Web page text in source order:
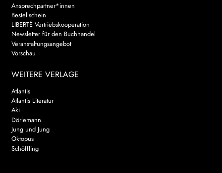
Ansprechpartner*innen
Bestellschein
LIBERTÉ Vertriebskooperation
Newsletter für den Buchhandel
Veranstaltungsangebot
Vorschau
WEITERE VERLAGE
Atlantis
Atlantis Literatur
Aki
Dörlemann
Jung und Jung
Oktopus
Schöffling